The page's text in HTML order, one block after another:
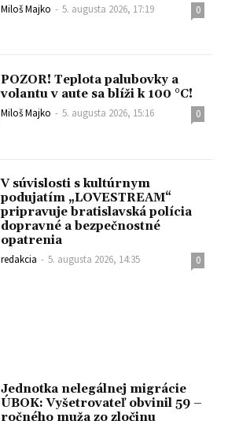
Miloš Majko - 5. augusta 2026, 17:19 0
POZOR! Teplota palubovky a
volantu v aute sa blíži k 100 °C!
Miloš Majko - 5. augusta 2026, 15:16 0
V súvislosti s kultúrnym
podujatím „LOVESTREAM“
pripravuje bratislavská polícia
dopravné a bezpečnostné
opatrenia
redakcia - 5. augusta 2026, 14:35 0
Jednotka nelegálnej migrácie
ÚBOK: Vyšetrovateľ obvinil 59 –
ročného muža zo zločinu